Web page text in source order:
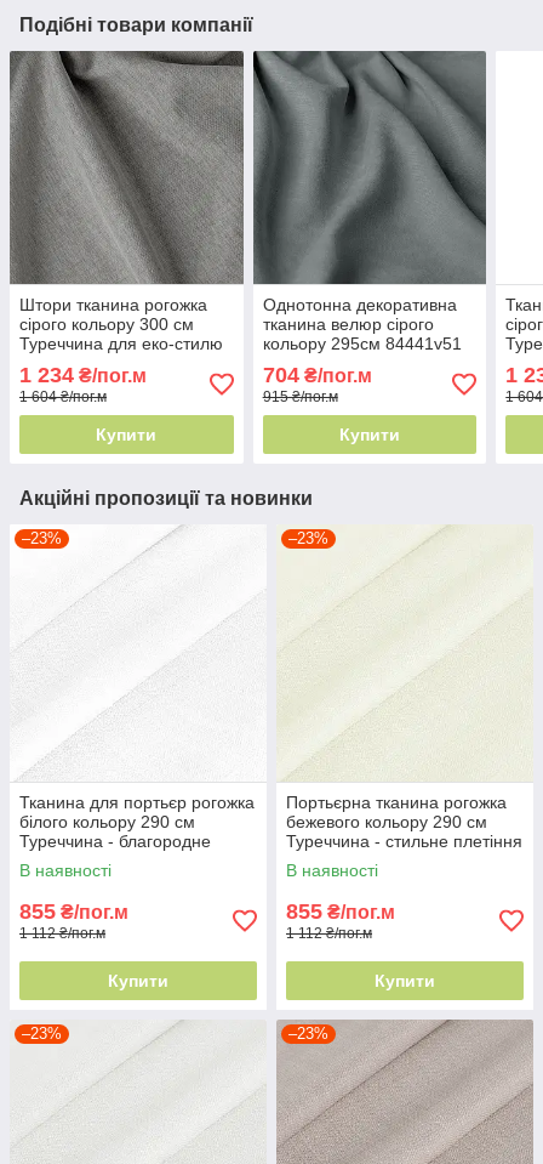
Подібні товари компанії
Штори тканина рогожка
сірого кольору 300 см
Туреччина для еко-стилю
84469v24
1 234 ₴/пог.м
1 604 ₴/пог.м
Купити
Однотонна декоративна
тканина велюр сірого
кольору 295см 84441v51
704₴/пог.м
915 ₴/пог.м
Купити
1
1
Акційні пропозиції та новинки
–23%
Тканина для портьєр рогожка
білого кольору 290 см
Туреччина - благородне
плетіння
В наявності
855 ₴/пог.м
1 112 ₴/пог.м
Купити
–23%
Портьєрна тканина рогожка
бежевого кольору 290 см
Туреччина - стильне плетіння
ниток
В наявності
855 ₴/пог.м
1 112 ₴/пог.м
Купити
–23% –23%